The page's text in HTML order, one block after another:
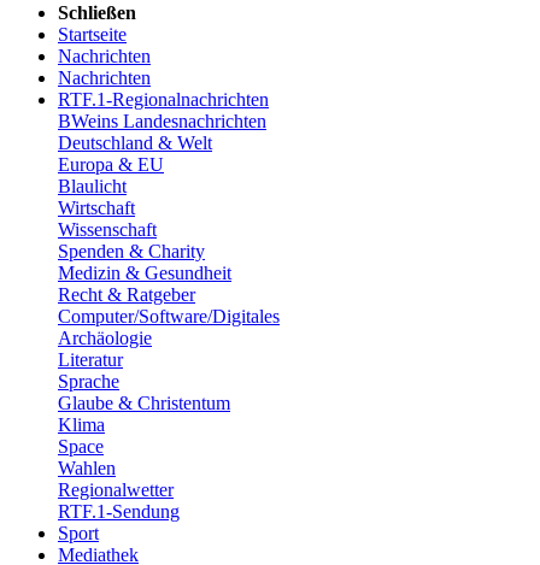
Schließen
Startseite
Nachrichten
Nachrichten
RTF.1-Regionalnachrichten
BWeins Landesnachrichten
Deutschland & Welt
Europa & EU
Blaulicht
Wirtschaft
Wissenschaft
Spenden & Charity
Medizin & Gesundheit
Recht & Ratgeber
Computer/Software/Digitales
Archäologie
Literatur
Sprache
Glaube & Christentum
Klima
Space
Wahlen
Regionalwetter
RTF.1-Sendung
Sport
Mediathek